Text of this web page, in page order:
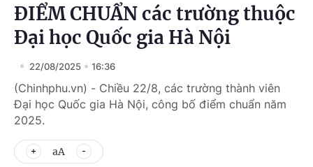
ĐIỂM CHUẨN các trường thuộc
Đại học Quốc gia Hà Nội
22/08/2025 16:36
(Chinhphu.vn) - Chiều 22/8, các trường thành viên
Đại học Quốc gia Hà Nội, công bố điểm chuẩn năm
2025.
aA